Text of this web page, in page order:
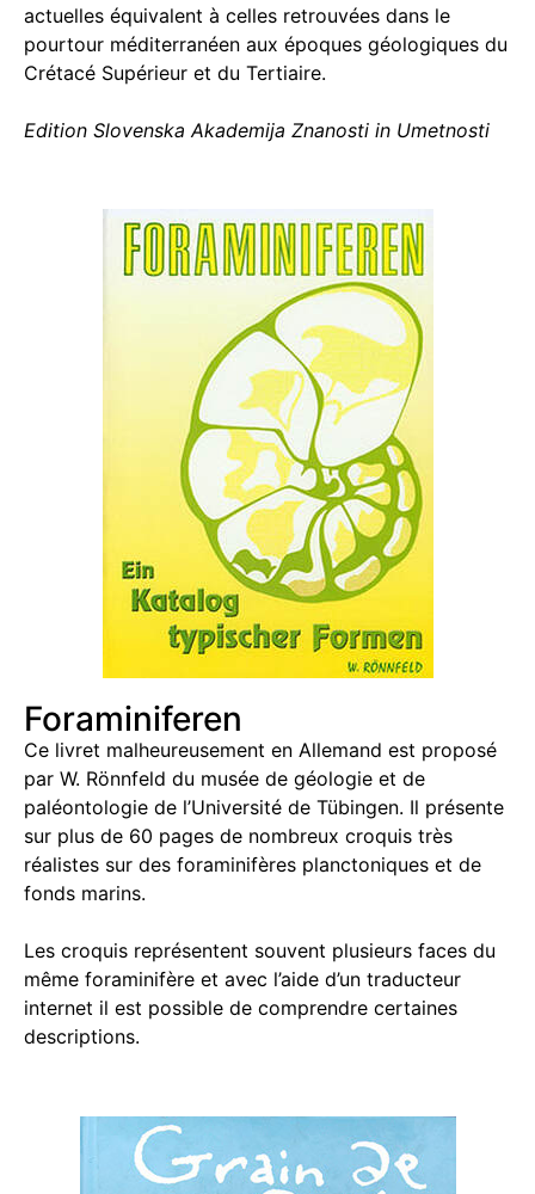
actuelles équivalent à celles retrouvées dans le
pourtour méditerranéen aux époques géologiques du
Crétacé Supérieur et du Tertiaire.
Edition Slovenska Akademija Znanosti in Umetnosti
Foraminiferen
Ce livret malheureusement en Allemand est proposé
par W. Rönnfeld du musée de géologie et de
paléontologie de l’Université de Tübingen. Il présente
sur plus de 60 pages de nombreux croquis très
réalistes sur des foraminifères planctoniques et de
fonds marins.
Les croquis représentent souvent plusieurs faces du
même foraminifère et avec l’aide d’un traducteur
internet il est possible de comprendre certaines
descriptions.